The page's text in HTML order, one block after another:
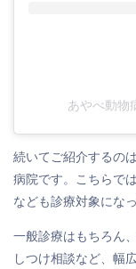
あやべ動物
続いてご紹介するの
病院です。こちらで
なども診療対象にな
一般診療はもちろん
しつけ相談など、幅